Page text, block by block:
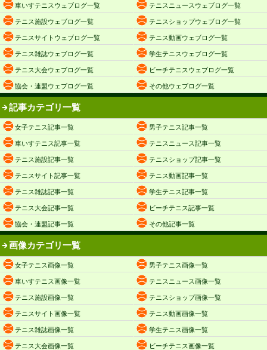
車いすテニスウェブログ一覧 テニスニュースウェブログ一覧
テニス施設ウェブログ一覧 テニスショップウェブログ一覧
テニスサイトウェブログ一覧 テニス動画ウェブログ一覧
テニス雑誌ウェブログ一覧 学生テニスウェブログ一覧
テニス大会ウェブログ一覧 ビーチテニスウェブログ一覧
協会・連盟ウェブログ一覧 その他ウェブログ一覧
記事カテゴリ一覧
女子テニス記事一覧 男子テニス記事一覧
車いすテニス記事一覧 テニスニュース記事一覧
テニス施設記事一覧 テニスショップ記事一覧
テニスサイト記事一覧 テニス動画記事一覧
テニス雑誌記事一覧 学生テニス記事一覧
テニス大会記事一覧 ビーチテニス記事一覧
協会・連盟記事一覧 その他記事一覧
画像カテゴリ一覧
女子テニス画像一覧 男子テニス画像一覧
車いすテニス画像一覧 テニスニュース画像一覧
テニス施設画像一覧 テニスショップ画像一覧
テニスサイト画像一覧 テニス動画画像一覧
テニス雑誌画像一覧 学生テニス画像一覧
テニス大会画像一覧 ビーチテニス画像一覧